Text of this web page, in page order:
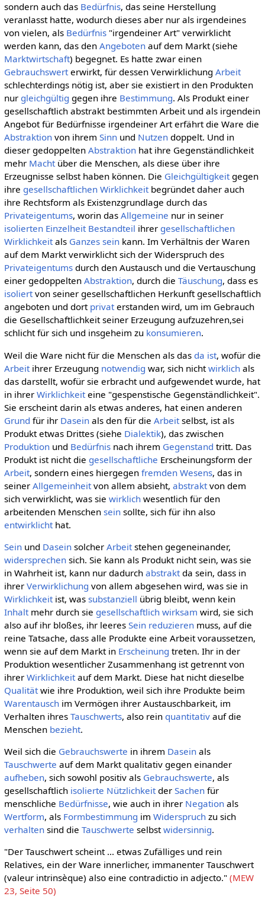
sondern auch das Bedürfnis, das seine Herstellung
veranlasst hatte, wodurch dieses aber nur als irgendeines
von vielen, als Bedürfnis"irgendeiner Art" verwirklicht
werden kann, das den Angebotenauf dem Markt (siehe
Marktwirtschaft) begegnet. Es hatte zwar einen
Gebrauchswerterwirkt, für dessen Verwirklichung Arbeit
schlechterdings nötig ist, aber sie existiert in den Produkten
nur gleichgültig gegen ihre Bestimmung. Als Produkt einer
gesellschaftlich abstrakt bestimmten Arbeit und als irgendein
Angebot für Bedürfnisse irgendeiner Art erfährt die Ware die
Abstraktionvon ihrem Sinnund Nutzendoppelt. Und in
dieser gedoppelten Abstraktionhat ihre Gegenständlichkeit
mehr Machtüber die Menschen, als diese über ihre
Erzeugnisse selbst haben können. Die Gleichgültigkeitgegen
ihre gesellschaftlichen Wirklichkeitbegründet daher auch
ihre Rechtsform als Existenzgrundlage durch das
Privateigentums, worin das Allgemeine nur in seiner
isolierten Einzelheit Bestandteil ihrer gesellschaftlichen
Wirklichkeitals Ganzes seinkann. Im Verhältnis der Waren
auf dem Markt verwirklicht sich der Widerspruch des
Privateigentumsdurch den Austausch und die Vertauschung
einer gedoppelten Abstraktion, durch die Täuschung, dass es
isoliertvon seiner gesellschaftlichen Herkunft gesellschaftlich
angeboten und dort privaterstanden wird, um im Gebrauch
die Gesellschaftlichkeit seiner Erzeugung aufzuzehren,sei
schlicht für sich und insgeheim zu konsumieren.
Weil die Ware nicht für die Menschen als das da ist, wofür die
Arbeitihrer Erzeugung notwendig war, sich nichtwirklichals
das darstellt, wofür sie erbracht und aufgewendet wurde, hat
in ihrer Wirklichkeiteine "gespenstische Gegenständlichkeit".
Sie erscheint darin als etwas anderes, hat einen anderen
Grund für ihr Daseinals den für die Arbeitselbst, ist als
Produkt etwas Drittes (siehe Dialektik), das zwischen
Produktionund Bedürfnisnach ihrem Gegenstand tritt. Das
Produkt ist nicht die gesellschaftliche Erscheinungsform der
Arbeit, sondern eines hiergegen fremden Wesens, das in
seiner Allgemeinheitvon allem absieht, abstraktvon dem
sich verwirklicht, was sie wirklichwesentlich für den
arbeitenden Menschen seinsollte, sich für ihn also
entwirklichthat.
Seinund Daseinsolcher Arbeitstehen gegeneinander,
widersprechensich. Sie kann als Produkt nicht sein, was sie
in Wahrheit ist, kann nur dadurch abstraktda sein, dass in
ihrer Verwirklichung von allem abgesehen wird, was sie in
Wirklichkeitist, was substanziell übrig bleibt, wenn kein
Inhaltmehr durch sie gesellschaftlich wirksam wird, sie sich
also auf ihr bloßes, ihr leeres Sein reduzierenmuss, auf die
reine Tatsache, dass alle Produkte eine Arbeit voraussetzen,
wenn sie auf dem Markt in Erscheinung treten. Ihr in der
Produktion wesentlicher Zusammenhang ist getrennt von
ihrer Wirklichkeitauf dem Markt. Diese hat nicht dieselbe
Qualitätwie ihre Produktion, weil sich ihre Produkte beim
Warentauschim Vermögen ihrer Austauschbarkeit, im
Verhalten ihres Tauschwerts, also rein quantitativauf die
Menschen bezieht.
Weil sich die Gebrauchswerte in ihrem Daseinals
Tauschwerte auf dem Markt qualitativ gegen einander
aufheben, sich sowohl positiv als Gebrauchswerte, als
gesellschaftlich isolierte Nützlichkeitder Sachenfür
menschliche Bedürfnisse, wie auch in ihrer Negationals
Wertform, als Formbestimmung im Widerspruchzu sich
verhaltensind die Tauschwerte selbstwidersinnig.
"Der Tauschwert scheint ... etwas Zufälliges und rein
Relatives, ein der Ware innerlicher, immanenter Tauschwert
(valeur intrinsèque) also eine contradictio in adjecto." (MEW
23, Seite 50)